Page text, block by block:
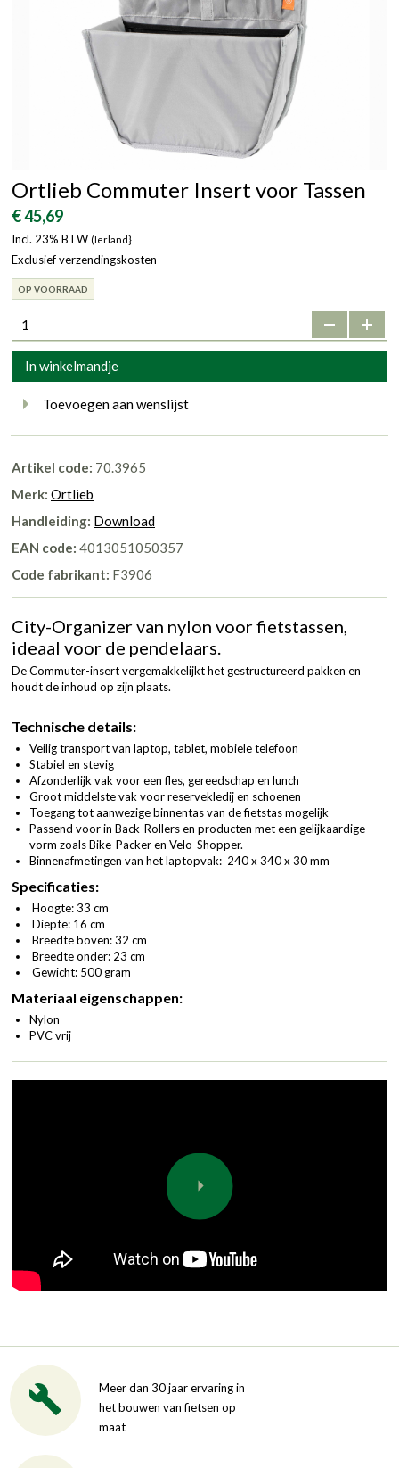
Ortlieb Commuter Insert voor Tassen
€ 45,69
Incl. 23% BTW (Ierland}
Exclusief verzendingskosten
OP VOORRAAD
- +
In winkelmandje
Toevoegen aan wenslijst
Artikel code: 70.3965
Merk: Ortlieb
Handleiding: Download
EAN code: 4013051050357
Code fabrikant: F3906
City-Organizer van nylon voor fietstassen,
ideaal voor de pendelaars.
De Commuter-insert vergemakkelijkt het gestructureerd pakken en
houdt de inhoud op zijn plaats.
Technische details:
Veilig transport van laptop, tablet, mobiele telefoon
Stabiel en stevig
Afzonderlijk vak voor een fles, gereedschap en lunch
Groot middelste vak voor reservekledij en schoenen
Toegang tot aanwezige binnentas van de fietstas mogelijk
Passend voor in Back-Rollers en producten met een gelijkaardige
vorm zoals Bike-Packer en Velo-Shopper.
Binnenafmetingen van het laptopvak: 240 x 340 x 30 mm
Specificaties:
Hoogte: 33 cm
Diepte: 16 cm
Breedte boven: 32 cm
Breedte onder: 23 cm
Gewicht: 500 gram
Materiaal eigenschappen:
Nylon
PVC vrij
Meer dan 30 jaar ervaring in
het bouwen van fietsen op
maat